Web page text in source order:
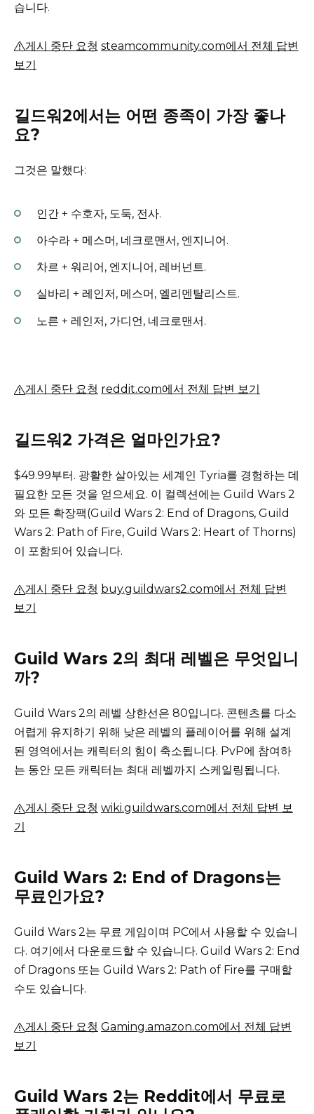
습니다.
게시 중단 요청 steamcommunity.com에서 전체 답변
보기
길드워2에서는 어떤 종족이 가장 좋나
요?
그것은 말했다:
인간 + 수호자, 도둑, 전사.
아수라 + 메스머, 네크로맨서, 엔지니어.
차르 + 워리어, 엔지니어, 레버넌트.
실바리 + 레인저, 메스머, 엘리멘탈리스트.
노른 + 레인저, 가디언, 네크로맨서.
게시 중단 요청 reddit.com에서 전체 답변 보기
길드워2 가격은 얼마인가요?
$49.99부터. 광활한 살아있는 세계인 Tyria를 경험하는 데
필요한 모든 것을 얻으세요. 이 컬렉션에는 Guild Wars 2
와 모든 확장팩(Guild Wars 2: End of Dragons, Guild
Wars 2: Path of Fire, Guild Wars 2: Heart of Thorns)
이 포함되어 있습니다.
게시 중단 요청 buy.guildwars2.com에서 전체 답변
보기
Guild Wars 2의 최대 레벨은 무엇입니
까?
Guild Wars 2의 레벨 상한선은 80입니다. 콘텐츠를 다소
어렵게 유지하기 위해 낮은 레벨의 플레이어를 위해 설계
된 영역에서는 캐릭터의 힘이 축소됩니다. PvP에 참여하
는 동안 모든 캐릭터는 최대 레벨까지 스케일링됩니다.
게시 중단 요청 wiki.guildwars.com에서 전체 답변 보
기
Guild Wars 2: End of Dragons는
무료인가요?
Guild Wars 2는 무료 게임이며 PC에서 사용할 수 있습니
다. 여기에서 다운로드할 수 있습니다. Guild Wars 2: End
of Dragons 또는 Guild Wars 2: Path of Fire를 구매할
수도 있습니다.
게시 중단 요청 Gaming.amazon.com에서 전체 답변
보기
Guild Wars 2는 Reddit에서 무료로